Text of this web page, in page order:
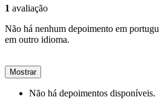
1 avaliação
Não há nenhum depoimento em
em outro idioma.
Mostrar
Não há depoimentos disponíveis.